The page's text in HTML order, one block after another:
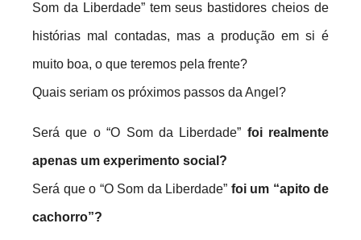
Som da Liberdade” tem seus bastidores cheios de
histórias mal contadas, mas a produção em si é
muito boa, o que teremos pela frente?
Quais seriam os próximos passos da Angel?
Será que o “O Som da Liberdade” foi realmente
apenas um experimento social?
Será que o “O Som da Liberdade” foi um “apito de
cachorro”?